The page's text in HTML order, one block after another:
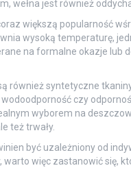
wełna jest również
większą popularność
wysoką temperaturę,
na formalne okazje
również syntetyczne
czy
wyborem na
też trwały.
być uzależniony od
więc zastanowić się,